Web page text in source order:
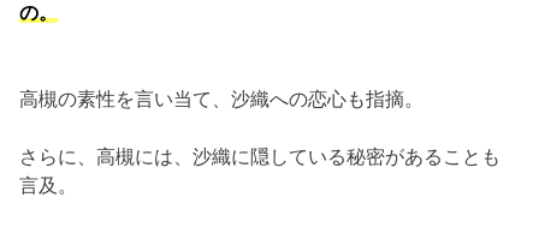
の。
高槻の素性を言い当て、沙織への恋心も指摘。
さらに、高槻には、沙織に隠している秘密があることも
言及。